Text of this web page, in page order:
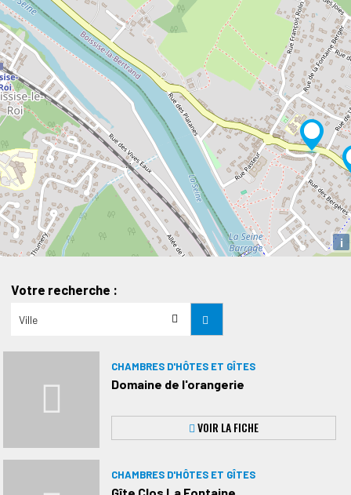
Votre recherche :
CHAMBRES D'HÔTES ET GÎTES
Domaine de l'orangerie
VOIR LA FICHE
CHAMBRES D'HÔTES ET GÎTES
i